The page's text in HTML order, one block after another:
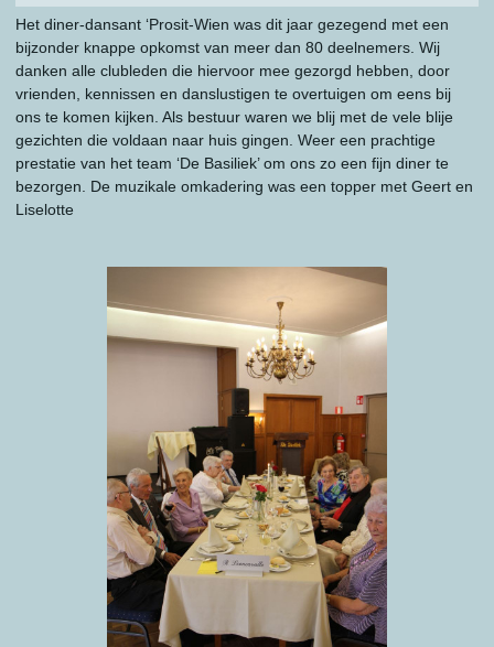
Het diner-dansant ‘Prosit-Wien was dit jaar gezegend met een
bijzonder knappe opkomst van meer dan 80 deelnemers. Wij
danken alle clubleden die hiervoor mee gezorgd hebben, door
vrienden, kennissen en danslustigen te overtuigen om eens bij
ons te komen kijken. Als bestuur waren we blij met de vele blije
gezichten die voldaan naar huis gingen. Weer een prachtige
prestatie van het team ‘De Basiliek’ om ons zo een fijn diner te
bezorgen. De muzikale omkadering was een topper met Geert en
Liselotte